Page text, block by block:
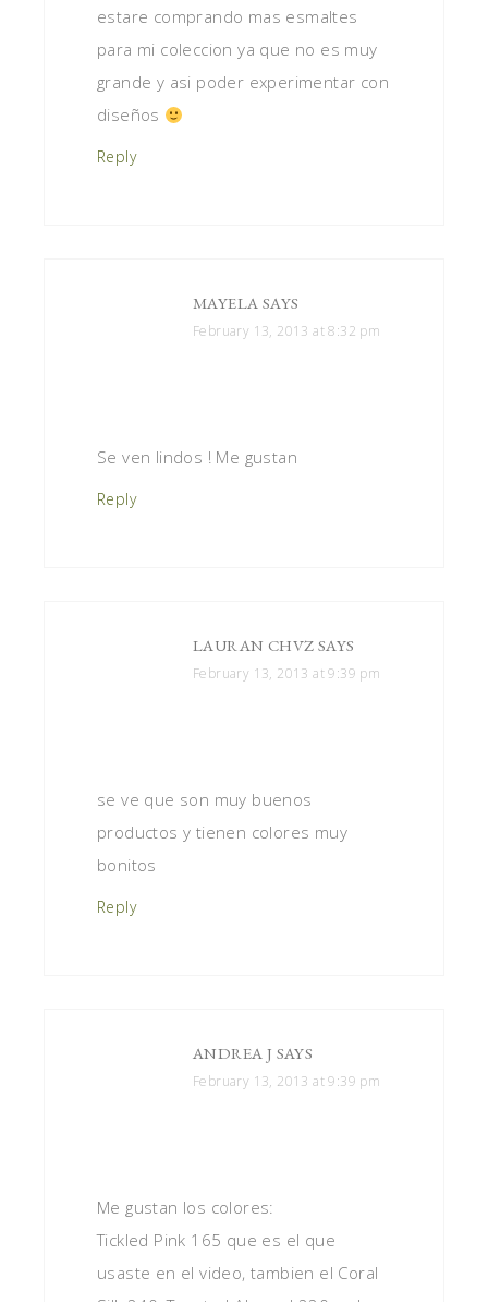
estare comprando mas esmaltes
para mi coleccion ya que no es muy
grande y asi poder experimentar con
diseños
Reply
MAYELA SAYS
February 13, 2013 at 8:32 pm
Se ven lindos ! Me gustan
Reply
LAURAN CHVZ SAYS
February 13, 2013 at 9:39 pm
se ve que son muy buenos
productos y tienen colores muy
bonitos
Reply
ANDREA J SAYS
February 13, 2013 at 9:39 pm
Me gustan los colores:
Tickled Pink 165 que es el que
usaste en el video, tambien el Coral